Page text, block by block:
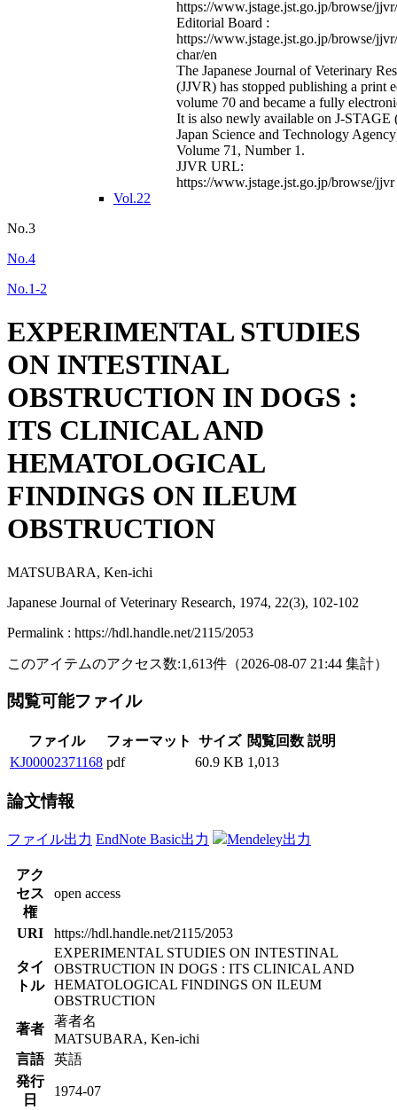
https://www.jstage.jst.go.jp/browse/
Editorial Board :
https://www.jstage.jst.go.jp/browse/
char/en
The Japanese Journal of Veterinary
(JJVR) has stopped publishing a print
volume 70 and became a fully
It is also newly available on J-STAGE
Japan Science and Technology
Volume 71, Number 1.
JJVR URL:
https://www.jstage.jst.go.jp/browse/jjvr
Vol.22
No.3
No.4
No.1-2
EXPERIMENTAL STUDIES
ON INTESTINAL
OBSTRUCTION IN DOGS :
ITS CLINICAL AND
HEMATOLOGICAL
FINDINGS ON ILEUM
OBSTRUCTION
MATSUBARA, Ken-ichi
Japanese Journal of Veterinary Research, 1974, 22(3), 102-102
Permalink : https://hdl.handle.net/2115/2053
このアイテムのアクセス数:1,613件 （2026-08-07 21:44 集計）
閲覧可能ファイル
ファイル フォーマット サイズ 閲覧回数 説明
KJ00002371168 pdf 60.9 KB 1,013
論文情報
ファイル出力 EndNote Basic出力 Mendeley出力
アク
セス
権
open access
URI https://hdl.handle.net/2115/2053
タイ
トル
EXPERIMENTAL STUDIES ON INTESTINAL
OBSTRUCTION IN DOGS : ITS CLINICAL AND
HEMATOLOGICAL FINDINGS ON ILEUM
OBSTRUCTION
著者
著者名
MATSUBARA, Ken-ichi
言語
英語
発行
日
1974-07